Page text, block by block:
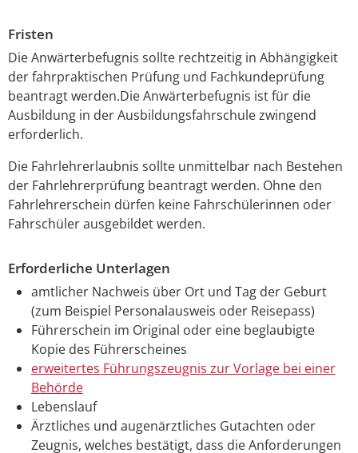
Fristen
Die Anwärterbefugnis sollte rechtzeitig in Abhängigkeit
der fahrpraktischen Prüfung und Fachkundeprüfung
beantragt werden.Die Anwärterbefugnis ist für die
Ausbildung in der Ausbildungsfahrschule zwingend
erforderlich.
Die Fahrlehrerlaubnis sollte unmittelbar nach Bestehen
der Fahrlehrerprüfung beantragt werden. Ohne den
Fahrlehrerschein dürfen keine Fahrschülerinnen oder
Fahrschüler ausgebildet werden.
Erforderliche Unterlagen
amtlicher Nachweis über Ort und Tag der Geburt
(zum Beispiel Personalausweis oder Reisepass)
Führerschein im Original oder eine beglaubigte
Kopie des Führerscheines
erweitertes Führungszeugnis zur Vorlage bei einer
Behörde
Lebenslauf
Ärztliches und augenärztliches Gutachten oder
Zeugnis, welches bestätigt, dass die Anforderungen